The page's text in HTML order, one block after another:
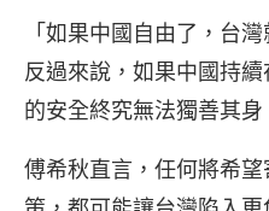
「如果中國自由了，台
反過來說，如果中國持
的安全終究無法獨善其身
傅希秋直言，任何將希